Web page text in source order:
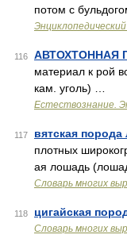
потом с
116 АВТОХТОННАЯ
материал к рой
кам. уголь) …
Естествознание.
117 вятская
плотных
ая лошадь
Словарь многих
118 цигайская
Словарь многих